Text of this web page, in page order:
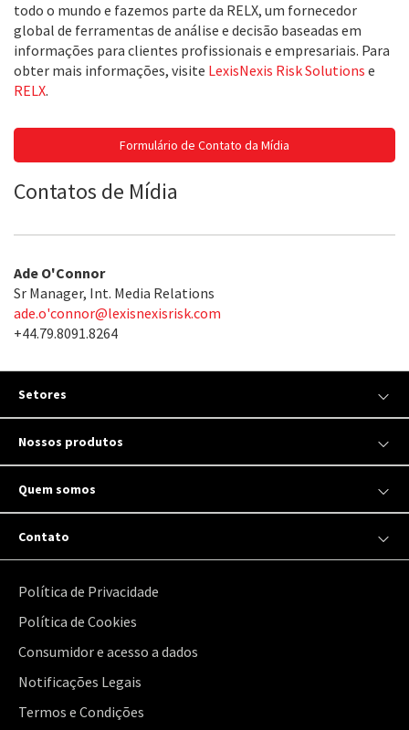
todo o mundo e fazemos parte da RELX, um fornecedor
global de ferramentas de análise e decisão baseadas em
informações para clientes profissionais e empresariais. Para
obter mais informações, visite LexisNexis Risk Solutions e
RELX.
Formulário de Contato da Mídia
Contatos de Mídia
Ade O'Connor
Sr Manager, Int. Media Relations
ade.o'connor@lexisnexisrisk.com
+44.79.8091.8264
Setores
Nossos produtos
Quem somos
Contato
Política de Privacidade
Política de Cookies
Consumidor e acesso a dados
Notificações Legais
Termos e Condições